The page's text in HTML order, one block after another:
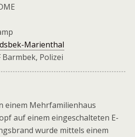
Marienthal
Barmbek, Polizei
einem Mehrfamilienhaus
auf einem eingeschalteten E-
wurde mittels einem